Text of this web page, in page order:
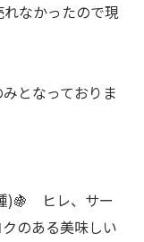
なかったので現
となっておりま
)🍇 ヒレ、サー
のある美味しい